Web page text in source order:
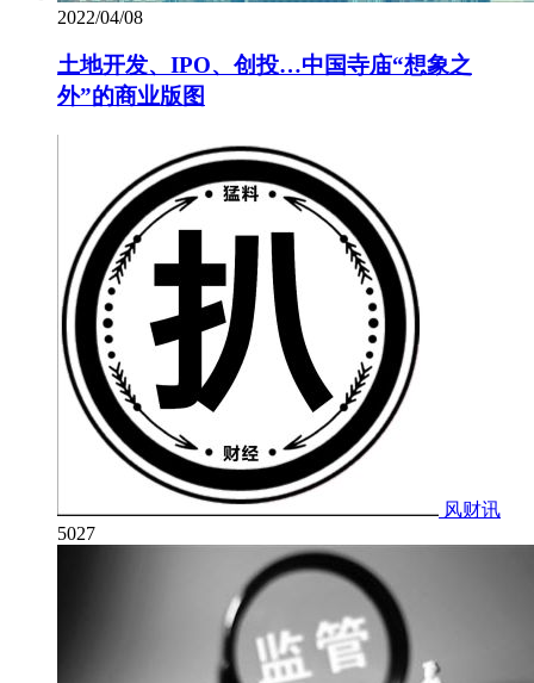
2022/04/08
土地开发、IPO、创投…中国寺庙“想象之
外”的商业版图
风财讯
5027